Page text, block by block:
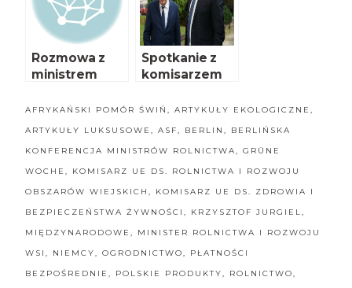
Rozmowa z
ministrem
Jurgielem cz.
II
Spotkanie z
komisarzem
AFRYKAŃSKI POMÓR ŚWIŃ,ARTYKUŁY EKOLOGICZNE,
ARTYKUŁY LUKSUSOWE,ASF, BERLIN, BERLIŃSKA
KONFERENCJA MINISTRÓW ROLNICTWA,GRÜNE
WOCHE, KOMISARZ UE DS. ROLNICTWA I ROZWOJU
OBSZARÓW WIEJSKICH, KOMISARZ UE DS. ZDROWIA I
BEZPIECZEŃSTWA ŻYWNOŚCI, KRZYSZTOF JURGIEL,
MIĘDZYNARODOWE, MINISTER ROLNICTWA I ROZWOJU
WSI, NIEMCY,OGRODNICTWO, PŁATNOŚCI
BEZPOŚREDNIE, POLSKIE PRODUKTY, ROLNICTWO,